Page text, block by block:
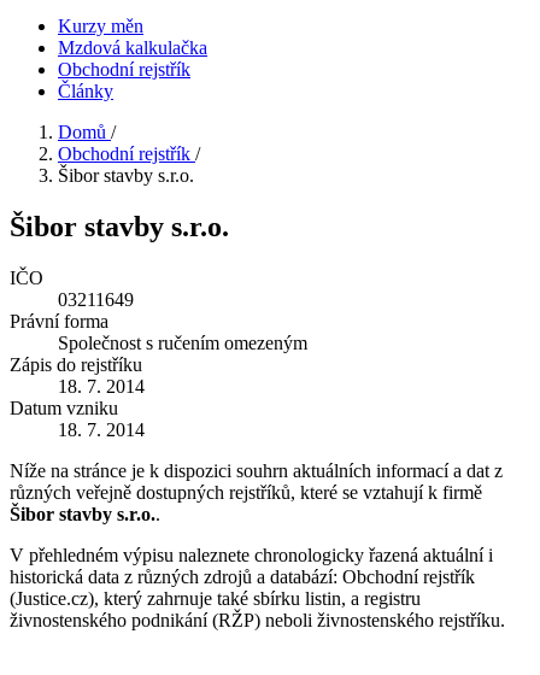
Kurzy měn
Mzdová kalkulačka
Obchodní rejstřík
Články
Domů /
Obchodní rejstřík /
Šibor stavby s.r.o.
Šibor stavby s.r.o.
IČO
03211649
Právní forma
Společnost s ručením omezeným
Zápis do rejstříku
18. 7. 2014
Datum vzniku
18. 7. 2014
Níže na stránce je k dispozici souhrn aktuálních informací a dat z
různých veřejně dostupných rejstříků, které se vztahují k firmě
Šibor stavby s.r.o..
V přehledném výpisu naleznete chronologicky řazená aktuální i
historická data z různých zdrojů a databází: Obchodní rejstřík
(Justice.cz), který zahrnuje také sbírku listin, a registru
živnostenského podnikání (RŽP) neboli živnostenského rejstříku.